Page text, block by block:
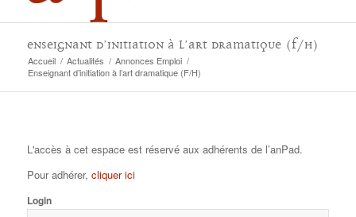
Enseignant d’initiation à l’art dramatique (F/H)
Accueil / Actualités / Annonces Emploi /
Enseignant d’initiation à l’art dramatique (F/H)
L'accès à cet espace est réservé aux adhérents de l’anPad.
Pour adhérer, cliquer ici
Login